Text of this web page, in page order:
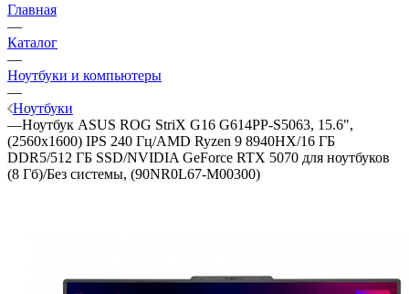
Главная
—
Каталог
—
Ноутбуки и компьютеры
—
Ноутбуки
—Ноутбук ASUS ROG StriX G16 G614PP-S5063, 15.6",
(2560x1600) IPS 240 Гц/AMD Ryzen 9 8940HX/16 ГБ
DDR5/512 ГБ SSD/NVIDIA GeForce RTX 5070 для ноутбуков
(8 Гб)/Без системы, (90NR0L67-M00300)